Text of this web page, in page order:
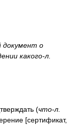
документ о
какого-л.
(что-л.
[сертификат,